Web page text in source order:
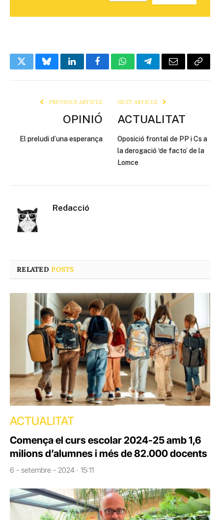
TwitterBlueskyLinkedInFacebookWhatsAppTelegramEmail Copy
PREVIOUS ARTICLE
OPINIÓ
El preludi d’una esperança
NEXT ARTICLE
ACTUALITAT
Oposició frontal de PP i Cs a
la derogació ‘de facto’ de la
Lomce
Redacció
RELATEDPOSTS
ACTUALITAT
Comença el curs escolar 2024-25 amb 1,6
milions d’alumnes i més de 82.000 docents
6 - setembre - 2024 · 15:11